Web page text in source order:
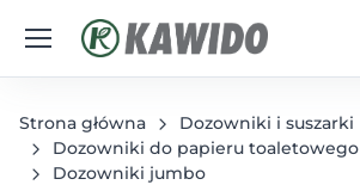
Strona główna
Dozowniki i suszarki
Dozowniki do papieru toaletowego
Dozowniki jumbo